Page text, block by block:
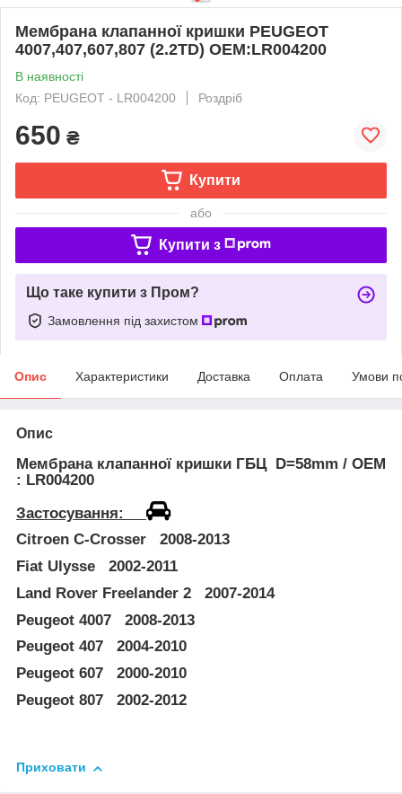
Мембрана клапанної кришки PEUGEOT
4007,407,607,807 (2.2ТD) ОЕМ:LR004200
В наявності
Код: PEUGEOT - LR004200
Роздріб
650 ₴
Купити
або
Купити з
Що таке купити з Пром?
Замовлення під захистом
Опис Характеристики Доставка Оплата Умови
Опис
Мембрана клапанної кришки ГБЦ D=58mm / OEM
: LR004200
Застосування:
Citroen C-Crosser 2008-2013
Fiat Ulysse 2002-2011
Land Rover Freelander 2 2007-2014
Peugeot 4007 2008-2013
Peugeot 407 2004-2010
Peugeot 607 2000-2010
Peugeot 807 2002-2012
Приховати